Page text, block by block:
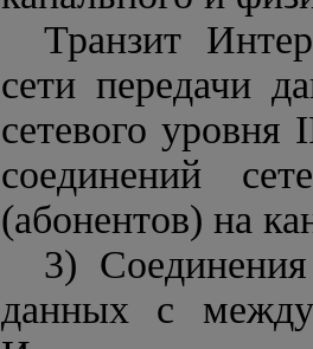
Транзит
сети передачи
сетевого уровня
соединений
(абонентов) на
3)
данных с